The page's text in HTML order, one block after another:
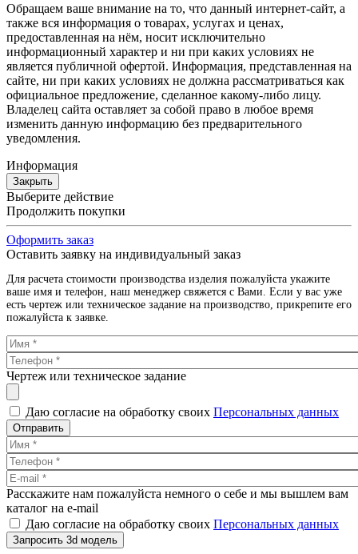
Обращаем ваше внимание на то, что данный интернет-сайт, а
также вся информация о товарах, услугах и ценах,
предоставленная на нём, носит исключительно
информационный характер и ни при каких условиях не
является публичной офертой. Информация, представленная на
сайте, ни при каких условиях не должна рассматриваться как
официальное предложение, сделанное какому-либо лицу.
Владелец сайта оставляет за собой право в любое время
изменить данную информацию без предварительного
уведомления.
Информация
Закрыть
Выберите действие
Продолжить покупки
Оформить заказ
Оставить заявку на индивидуальный заказ
Для расчета стоимости производства изделия пожалуйста укажите
ваше имя и телефон, наш менеджер свяжется с Вами. Если у вас уже
есть чертеж или техническое задание на производство, прикрепите его
пожалуйста к заявке.
Чертеж или техническое задание
Даю согласие на обработку своих Персональных данных
Отправить
Расскажите нам пожалуйста немного о себе и мы вышлем вам
каталог на e-mail
Даю согласие на обработку своих Персональных данных
Запросить 3d модель